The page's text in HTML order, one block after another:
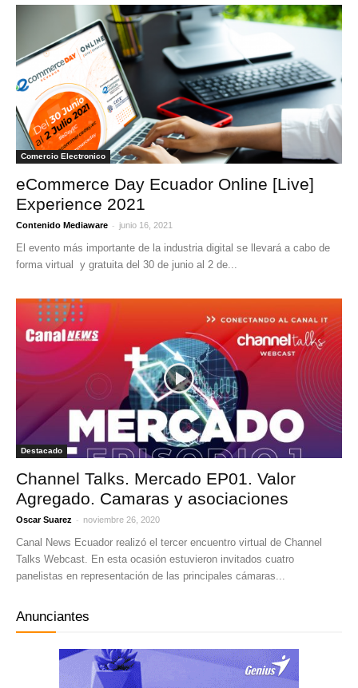
Comercio Electronico
eCommerce Day Ecuador Online [Live]
Experience 2021
Contenido Mediaware - junio 16, 2021
El evento más importante de la industria digital se llevará a cabo de
forma virtual y gratuita del 30 de junio al 2 de...
Destacado
Channel Talks. Mercado EP01. Valor
Agregado. Camaras y asociaciones
Oscar Suarez - noviembre 26, 2020
Canal News Ecuador realizó el tercer encuentro virtual de Channel
Talks Webcast. En esta ocasión estuvieron invitados cuatro
panelistas en representación de las principales cámaras...
Anunciantes